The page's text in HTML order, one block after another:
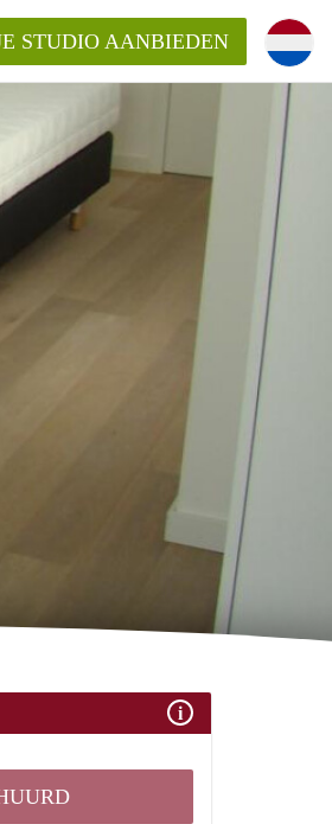
in
STUDIO AANBIEDEN